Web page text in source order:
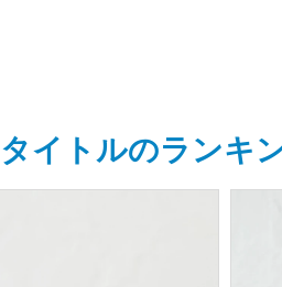
イトルのランキ